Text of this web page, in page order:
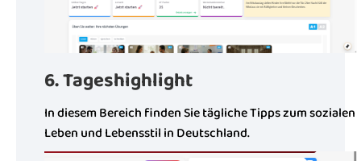
6. Tageshighlight
In diesem Bereich finden Sie tägliche Tipps zum sozialen
Leben und Lebensstil in Deutschland.